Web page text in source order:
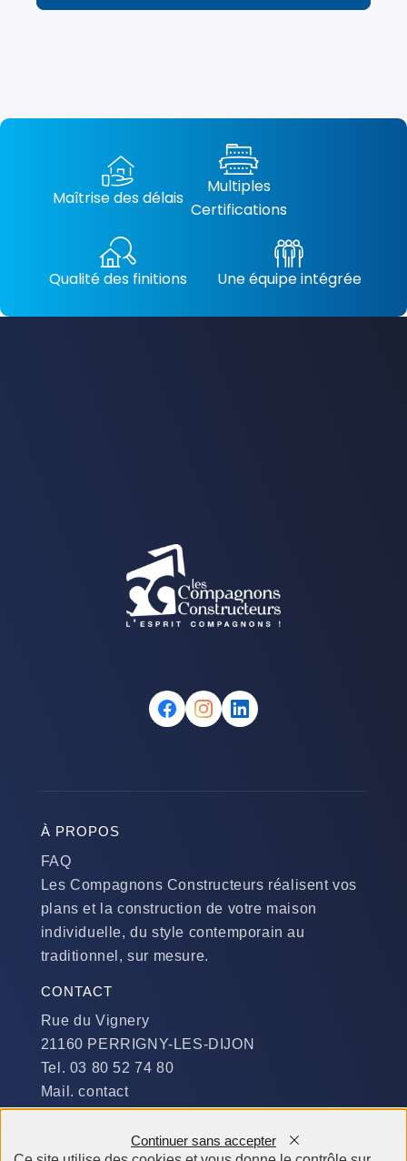
Maîtrise des délais
Multiples
Certifications
Qualité des finitions Une équipe intégrée
À PROPOS
FAQ
Les Compagnons Constructeurs réalisent vos
plans et la construction de votre maison
individuelle, du style contemporain au
traditionnel, sur mesure.
CONTACT
Rue du Vignery
21160 PERRIGNY-LES-DIJON
Tel. 03 80 52 74 80
Mail. contact
Du Lundi au Jeudi :
Continuer sans accepter